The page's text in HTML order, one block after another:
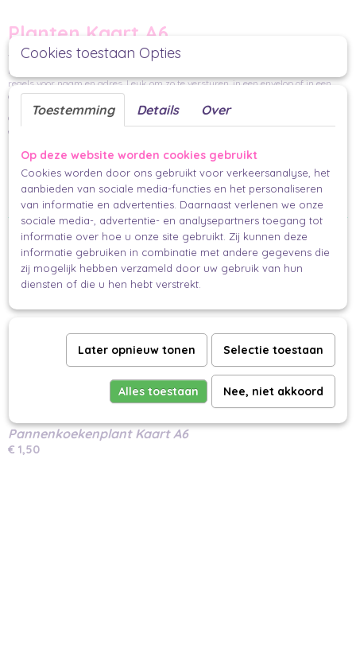
Planten Kaart A6
Voor een nieuw huis, een plantenliefhebber of gewoon omdat het een leuke
kaart is. Ken jij ze allemaal bij naam?Achterop is ruimte om te schrijven en
regels voor naam en adres. Leuk om zo te versturen, in een envelop of in een
cadeauzakje, maar ook leuk om bij een cadeau te geven.
Geprint op 350 grams tintoretto gesso papier. Dit is een matte papiersoort met
een structuur in het papier.
Per stuk
A6 (14,8 x 10,5 cm)
Makkelijk en mooi inpakken.
Ook interessant
Pannenkoekenplant Kaart A6
€ 1,50
Cookies toestaan Opties
Toestemming Details Over
Op deze website worden cookies gebruikt
Cookies worden door ons gebruikt voor verkeersanalyse, het
aanbieden van sociale media-functies en het personaliseren
van informatie en advertenties. Daarnaast verlenen we onze
sociale media-, advertentie- en analysepartners toegang tot
informatie over hoe u onze site gebruikt. Zij kunnen deze
informatie gebruiken in combinatie met andere gegevens die
zij mogelijk hebben verzameld door uw gebruik van hun
diensten of die u hen hebt verstrekt.
Later opnieuw tonen Selectie toestaan
Alles toestaan Nee, niet akkoord